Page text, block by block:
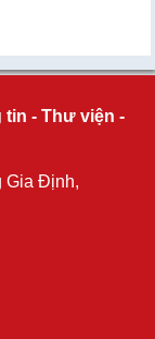
tin - Thư viện -
Gia Định,